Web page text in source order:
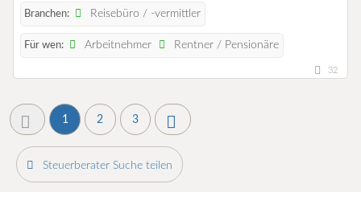
Branchen: Reisebüro / -vermittler
Für wen: Arbeitnehmer Rentner / Pensionäre
32
1 2 3
Steuerberater Suche teilen